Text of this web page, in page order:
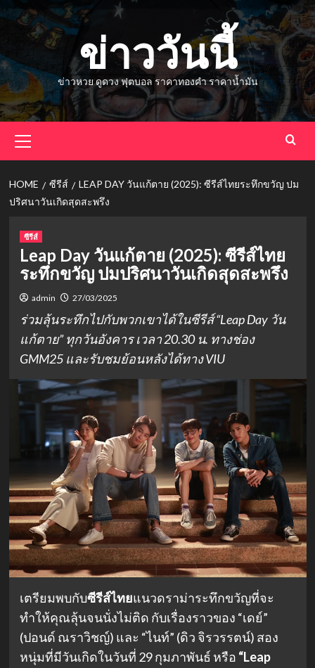
Skip
ข่าววันนี้
ข่าวหวย ดูดวง ฟุตบอล ราคาทองคำ ราคาน้ำมัน
Menu
HOME ซีรีส์
LEAP DAY วันแก้ตาย (2025): ซีรีส์ไทยระทึกขวัญ ปม
ปริศนาวันเกิดสุดสะพรึง
ซีรีส์
Leap Day วันแก้ตาย (2025): ซีรีส์ไทย
ระทึกขวัญ ปมปริศนาวันเกิดสุดสะพรึง
admin 27/03/2025
ร่วมลุ้นระทึกไปกับพวกเขาได้ในซีรีส์ “Leap Day วัน
แก้ตาย” ทุกวันอังคาร เวลา 20.30 น. ทางช่อง
GMM25 และรับชมย้อนหลังได้ทาง VIU
เตรียมพบกับซีรีส์ไทยแนวดราม่าระทึกขวัญที่จะ
ทำให้คุณลุ้นจนนั่งไม่ติด กับเรื่องราวของ “เดย์”
(ปอนด์ ณราวิชญ์) และ “ไนท์” (ดิว จิรวรรตน์) สอง
หนุ่มที่มีวันเกิดในวันที่ 29 กุมภาพันธ์ หรือ “Leap